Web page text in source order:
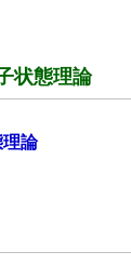
状態理論
論